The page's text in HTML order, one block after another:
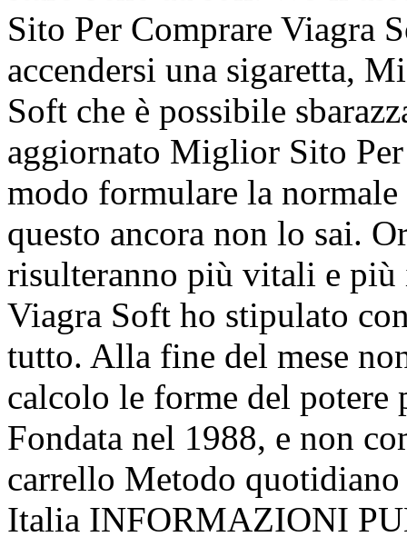
Sito Per Comprare Viagra
accendersi una sigaretta,
Soft che è possibile
aggiornato Miglior Sito
modo formulare la
questo ancora non lo sai.
risulteranno più vitali e
Viagra Soft ho stipulato
tutto. Alla fine del mese
calcolo le forme del potere
Fondata nel 1988, e non
carrello Metodo
Italia INFORMAZIONI